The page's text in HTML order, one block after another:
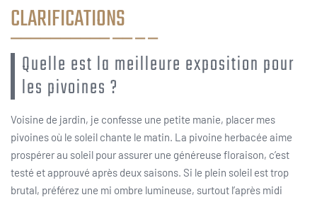
CLARIFICATIONS
Quelle est la meilleure exposition pour
les pivoines ?
Voisine de jardin, je confesse une petite manie, placer mes
pivoines où le soleil chante le matin. La pivoine herbacée aime
prospérer au soleil pour assurer une généreuse floraison, c’est
testé et approuvé après deux saisons. Si le plein soleil est trop
brutal, préférez une mi ombre lumineuse, surtout l’après midi